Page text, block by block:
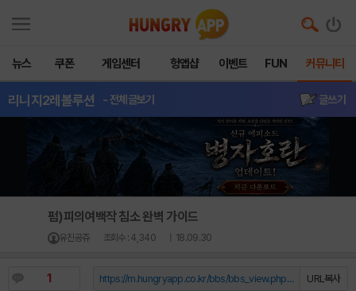
뉴스 쿠폰 게임센터 헝앱샵 이벤트 FUN 커뮤니티
리니지2레볼루션 - 전체글보기 글쓰기
펌)피의여백작 침소 완벽 가이드
유진공쥬 조회수 : 4,340 | 18.09.30
1 URL복사
https://m.hungryapp.co.kr/bbs/bbs_view.php?durl=Y...